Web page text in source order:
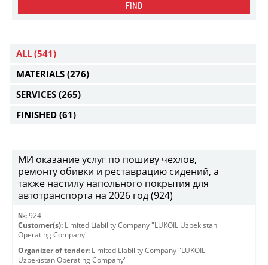
FIND
ALL (541)
MATERIALS (276)
SERVICES (265)
FINISHED (61)
МИ оказание услуг по пошиву чехлов,
ремонту обивки и реставрацию сидений, а
также настилу напольного покрытия для
автотранспорта на 2026 год (924)
№: 924
Customer(s): Limited Liability Company "LUKOIL Uzbekistan
Operating Company"
Organizer of tender: Limited Liability Company "LUKOIL
Uzbekistan Operating Company"